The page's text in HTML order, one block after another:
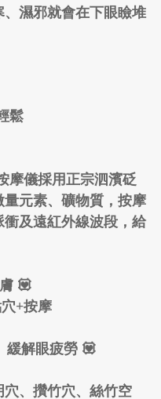
濕邪就會在下眼瞼堆
鬆
摩儀採用正宗泗濱砭
元素、礦物質，按摩
及遠紅外線波段，給
💟
+按摩
緩解眼疲勞 💟
、攢竹穴、絲竹空